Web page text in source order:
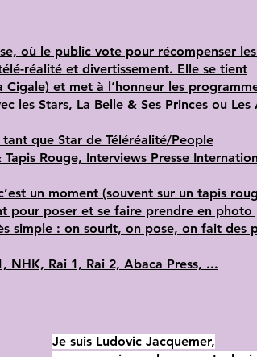
où le public vote pour récompenser
réalité et divertissement. Elle se tient
Cigale) et met à l’honneur les
les Stars, La Belle & Ses Princes ou Les
que Star de Téléréalité/People
Rouge, Interviews Presse
un moment (souvent sur un tapis
pour poser et se faire prendre en photo
simple : on sourit, on pose, on fait des
NHK, Rai 1, Rai 2, Abaca Press, ...
Je suis Ludovic Jacquemer,